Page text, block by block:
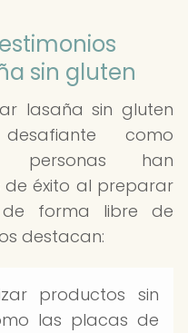
sin gluten
lasaña sin gluten
como
personas han
de éxito al preparar
forma libre de
destacan:
productos sin
las placas de